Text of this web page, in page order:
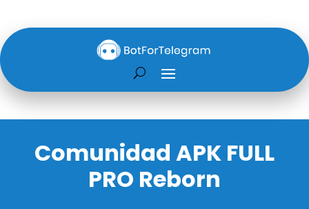
Comunidad APK FULL
PRO Reborn